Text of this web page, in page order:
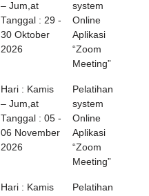
– Jum,at
Tanggal : 29 -
30 Oktober
2026
system
Online
Aplikasi
“Zoom
Meeting”
Hari : Kamis
– Jum,at
Tanggal : 05 -
06 November
2026
Pelatihan
system
Online
Aplikasi
“Zoom
Meeting”
Hari : Kamis
Pelatihan